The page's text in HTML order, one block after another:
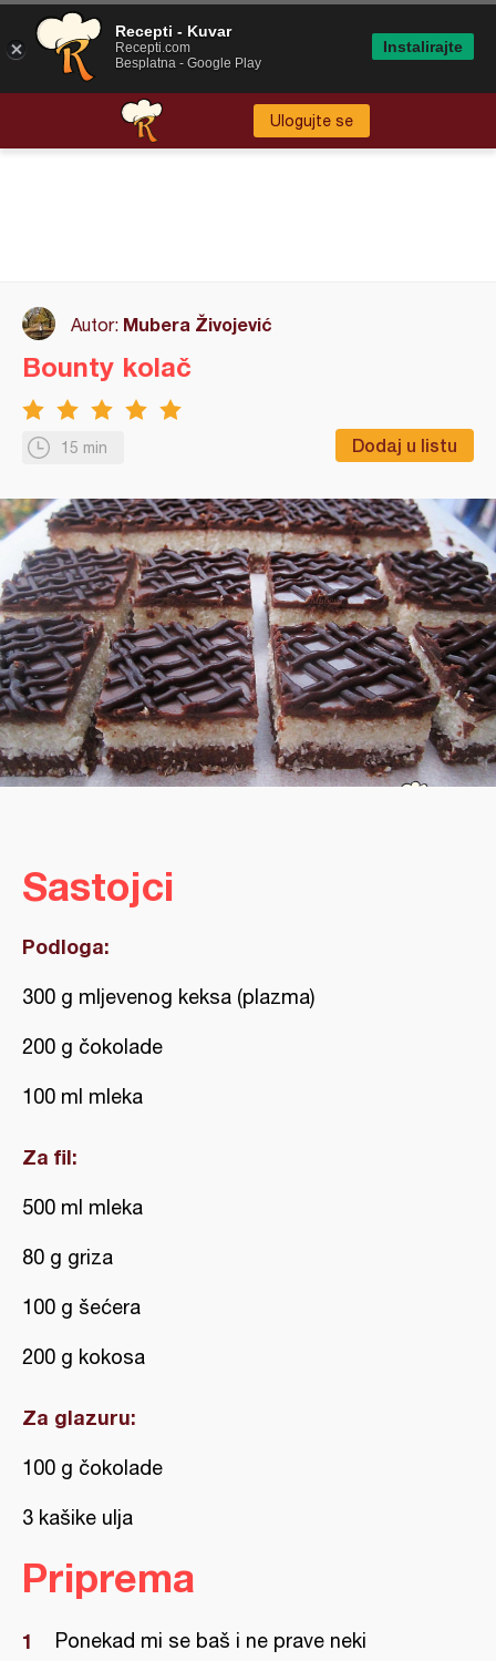
Ulogujte se
Autor: Mubera Živojević
15 min Dodaj u listu
Bounty kolač
Sastojci
Podloga:
300 g mljevenog keksa (plazma)
200 g čokolade
100 ml mleka
Za fil:
500 ml mleka
80 g griza
100 g šećera
200 g kokosa
Za glazuru:
100 g čokolade
3 kašike ulja
Priprema
Ponekad mi se baš i ne prave neki
Recepti - Kuvar
Recepti.com
Besplatna - Google Play
Instalirajte